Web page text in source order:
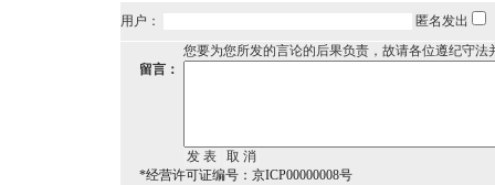
用户：
匿名发出
您要为您所发的言论的后果负责，故请各位遵纪守法
留言：
*经营许可证编号：京ICP00000008号